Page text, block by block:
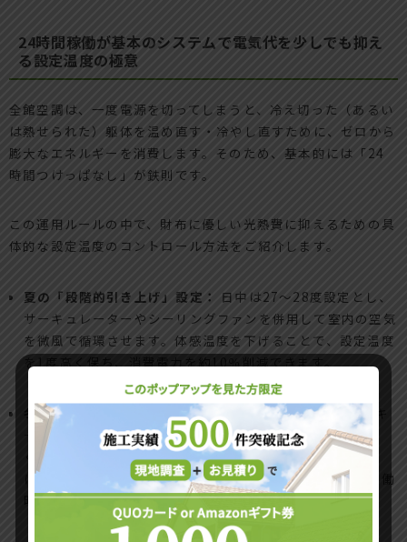
24時間稼働が基本のシステムで電気代を少しでも抑え
る設定温度の極意
全館空調は、一度電源を切ってしまうと、冷え切った（あるい
は熱せられた）躯体を温め直す・冷やし直すために、ゼロから
膨大なエネルギーを消費します。そのため、基本的には「24
時間つけっぱなし」が鉄則です。
この運用ルールの中で、財布に優しい光熱費に抑えるための具
体的な設定温度のコントロール方法をご紹介します。
夏の「段階的引き上げ」設定：
日中は27〜28度設定とし、
サーキュレーターやシーリングファンを併用して室内の空気
を微風で循環させます。体感温度を下げることで、設定温度
を1度高く保ち、消費電力を約10％削減できます。
冬の「セーブ運転」の活用：冬場は、室温を20度前後にキ
ープします。外出時や就寝時に完全にオフにするのではな
く、普段より1〜2度低めの「セーブモード（微風運転）」
に切り替えることで、躯体が冷え切るのを防ぎつつ、再稼働
時の電気代の爆発的なスパイクを防ぎます。